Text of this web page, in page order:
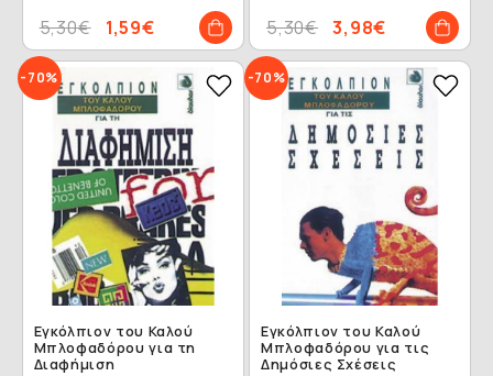
1,59€
5,30€ 3,98€
5,30€
-70%
Εγκόλπιον του Καλού
Μπλοφαδόρου για τη
Διαφήμιση
-70%
Εγκόλπιον του Καλού
Μπλοφαδόρου για τις
Δημόσιες Σχέσεις